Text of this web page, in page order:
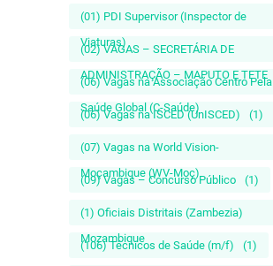
(01) PDI Supervisor (Inspector de
Viaturas)
(02) VAGAS – SECRETÁRIA DE
ADMINISTRAÇÃO – MAPUTO E TETE
(06) Vagas na Associação Centro Pela
Saúde Global (C-Saúde)
(06) Vagas na ISCED (UnISCED) (1)
(07) Vagas na World Vision-
Moçambique (WV-Moç)
(09) Vagas – Concurso Público (1)
(1) Oficiais Distritais (Zambezia)
Mozambique
(106) Técnicos de Saúde (m/f) (1)